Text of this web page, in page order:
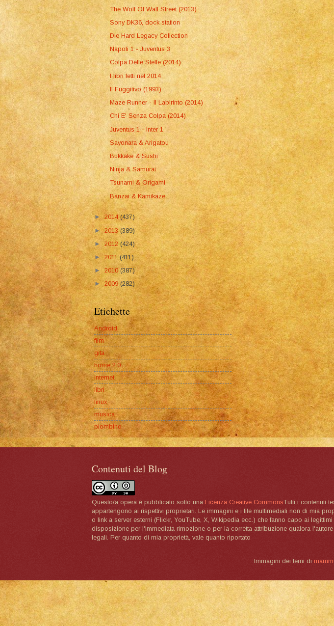
The Wolf Of Wall Street (2013)
Sony DK36, dock station
Die Hard Legacy Collection
Napoli 1 - Juventus 3
Colpa Delle Stelle (2014)
I libri letti nel 2014
Il Fuggitivo (1993)
Maze Runner - Il Labirinto (2014)
Chi E' Senza Colpa (2014)
Juventus 1 - Inter 1
Sayonara & Arigatou
Bukkake & Sushi
Ninja & Samurai
Tsunami & Origami
Banzai & Kamikaze
► 2014(437)
►2013(389)
►2012(424)
►2011(411)
►2010(387)
►2009 (282)
Etichette
Android
film
gita
home 2.0
internet
libri
linux
musica
piombino
Contenuti del Blog
Questo/a opera è pubblicato sotto una Licenza Creative CommonsTutti i contenuti
appartengono ai rispettivi proprietari. Le immagini e i file multimediali non di mia
o link a server esterni (Flickr, YouTube, X, Wikipedia ecc.) che fanno capo ai
disposizione per l'immediata rimozione o per la corretta attribuzione qualora
legali. Per quanto di mia proprietà, vale quanto riportato
Immagini dei temi di